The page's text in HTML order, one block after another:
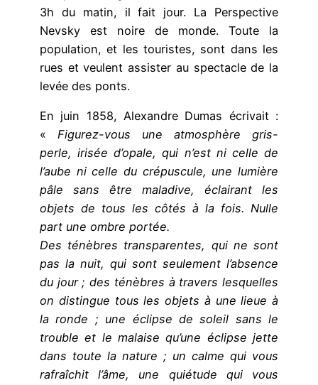
3h du matin, il fait jour. La Perspective
Nevsky est noire de monde. Toute la
population, et les touristes, sont dans les
rues et veulent assister au spectacle de la
levée des ponts.
En juin 1858, Alexandre Dumas écrivait :
« Figurez-vous une atmosphère gris-
perle, irisée d’opale, qui n’est ni celle de
l’aube ni celle du crépuscule, une lumière
pâle sans être maladive, éclairant les
objets de tous les côtés à la fois. Nulle
part une ombre portée.
Des ténèbres transparentes, qui ne sont
pas la nuit, qui sont seulement l’absence
du jour ; des ténèbres à travers lesquelles
on distingue tous les objets à une lieue à
la ronde ; une éclipse de soleil sans le
trouble et le malaise qu’une éclipse jette
dans toute la nature ; un calme qui vous
rafraîchit l’âme, une quiétude qui vous